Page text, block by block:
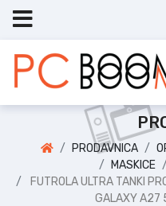
PRODAVNICA
MASKICE
FUTROLA ULTRA TANKI
GALAXY A27